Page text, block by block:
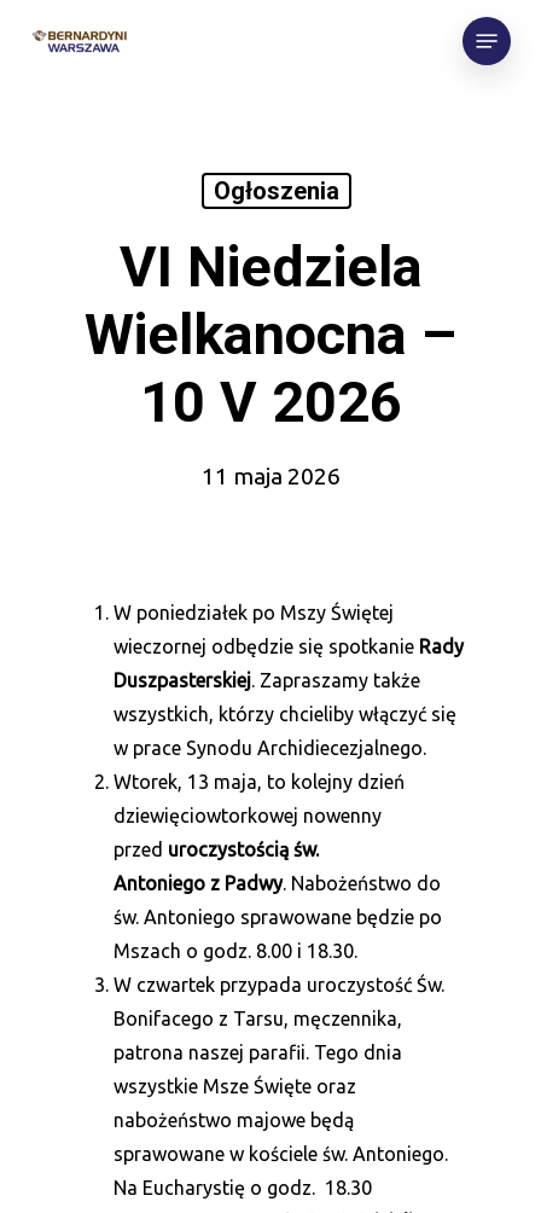
Menu
Ogłoszenia
VI Niedziela
Wielkanocna –
10 V 2026
11 maja 2026
W poniedziałek po Mszy Świętej
wieczornej odbędzie się spotkanie Rady
Duszpasterskiej. Zapraszamy także
wszystkich, którzy chcieliby włączyć się
w prace Synodu Archidiecezjalnego.
Wtorek, 13 maja, to kolejny dzień
dziewięciowtorkowej nowenny
przed uroczystością św.
Antoniego z Padwy. Nabożeństwo do
św. Antoniego sprawowane będzie po
Mszach o godz. 8.00 i 18.30.
W czwartek przypada uroczystość Św.
Bonifacego z Tarsu, męczennika,
patrona naszej parafii. Tego dnia
wszystkie Msze Święte oraz
nabożeństwo majowe będą
sprawowane w kościele św. Antoniego.
Na Eucharystię o godz. 18.30